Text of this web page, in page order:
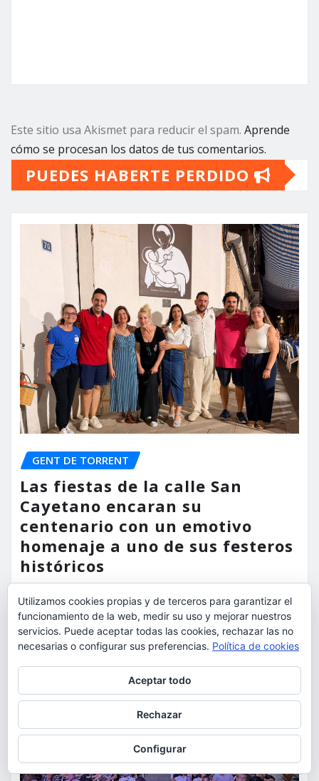
Este sitio usa Akismet para reducir el spam. Aprende
cómo se procesan los datos de tus comentarios.
PUEDES HABERTE PERDIDO
GENT DE TORRENT
Las fiestas de la calle San
Cayetano encaran su
centenario con un emotivo
homenaje a uno de sus festeros
históricos
torrent al dia Ago 6, 2026
Utilizamos cookies propias y de terceros para garantizar el
funcionamiento de la web, medir su uso y mejorar nuestros
servicios. Puede aceptar todas las cookies, rechazar las no
necesarias o configurar sus preferencias. Política de cookies
Aceptar todo
Rechazar
Configurar
Para obtener más información, incluido cómo gestionar las cookies,